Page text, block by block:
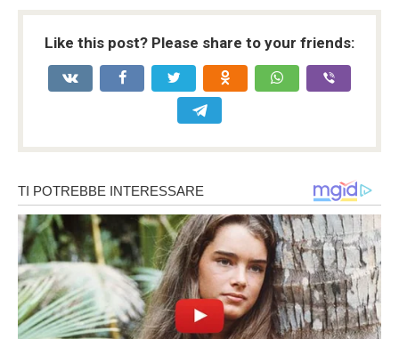
Like this post? Please share to your friends: